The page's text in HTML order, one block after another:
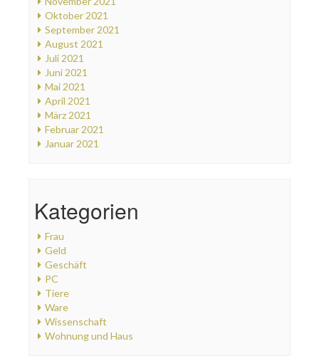
Oktober 2021
September 2021
August 2021
Juli 2021
Juni 2021
Mai 2021
April 2021
März 2021
Februar 2021
Januar 2021
Kategorien
Frau
Geld
Geschäft
PC
Tiere
Ware
Wissenschaft
Wohnung und Haus